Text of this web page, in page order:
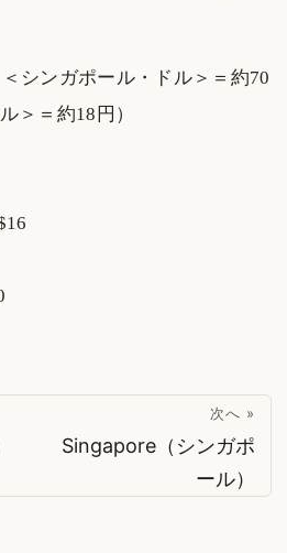
シンガポール・ドル＞＝約70
＞＝約18円）
次へ »
Singapore（シンガポ
ール）